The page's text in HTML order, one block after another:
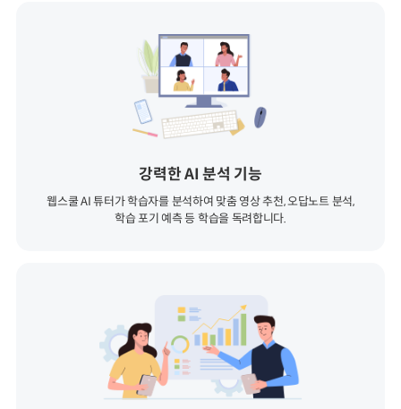
강력한 AI 분석 기능
웹스쿨 AI 튜터가 학습자를 분석하여 맞춤 영상 추천, 오답노트 분석,
학습 포기 예측 등 학습을 독려합니다.